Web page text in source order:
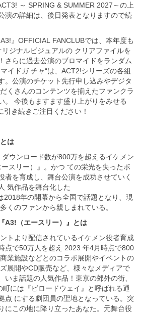
～ SPRING & SUMMER 2027～の上
演の詳細は、後日発表となりますので続
』OFFICIAL FANCLUBでは、本年度も
ジナルビジュアルの クリアファイルを
さらに過去公演のブロマイドをランダム
イドガ チャ“は、ACT2!シリーズの各組
。公演のチケット先行申し込みやデジタ
くさんのコンテンツを揃えたファンクラ
。 今後もますます盛り上がりをみせる
引き続きご注目ください！
は
ウンロード数が800万を超えるイケメン
スリー）』。かつ ての栄光を失ったボ
者を育成し、舞台公演を成功させていく
気作品を舞台化した
2018年の開幕から全国で話題となり、現
くのファンから親しまれている。
A3!（エースリー）』とは
トより配信されているイケメン役者育成
点で50万人を超え 2023 年4月時点で800
業施設などとのコラボ展開やイベントの
展開やCD販売など、様々なメディアで
いま話題の人気作品！東京の郊外の街、
には『ビロードウェイ』と呼ばれる通
点 にする劇団員の聖地となっている。突
にこの地に降り立ったあなた。元舞台役